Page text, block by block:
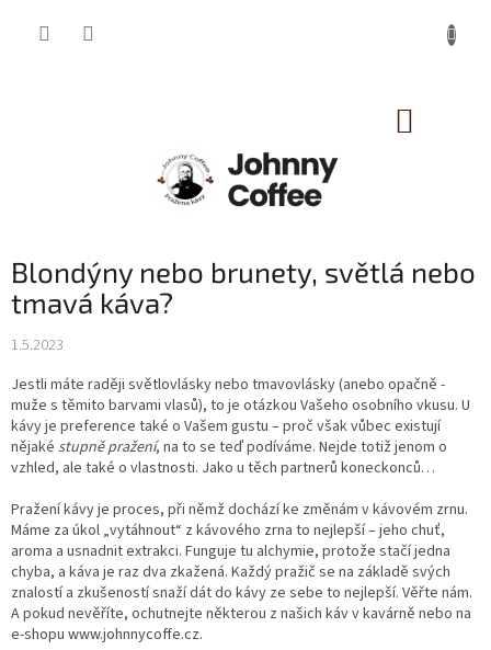
Blondýny nebo brunety, světlá nebo
tmavá káva?
1.5.2023
Jestli máte raději světlovlásky nebo tmavovlásky (anebo opačně -
muže s těmito barvami vlasů), to je otázkou Vašeho osobního vkusu. U
kávy je preference také o Vašem gustu – proč však vůbec existují
nějaké stupně pražení, na to se teď podíváme. Nejde totiž jenom o
vzhled, ale také o vlastnosti. Jako u těch partnerů koneckonců…
Pražení kávy je proces, při němž dochází ke změnám v kávovém zrnu.
Máme za úkol „vytáhnout“ z kávového zrna to nejlepší – jeho chuť,
aroma a usnadnit extrakci. Funguje tu alchymie, protože stačí jedna
chyba, a káva je raz dva zkažená. Každý pražič se na základě svých
znalostí a zkušeností snaží dát do kávy ze sebe to nejlepší. Věřte nám.
A pokud nevěříte, ochutnejte některou z našich káv v kavárně nebo na
e-shopu www.johnnycoffe.cz.